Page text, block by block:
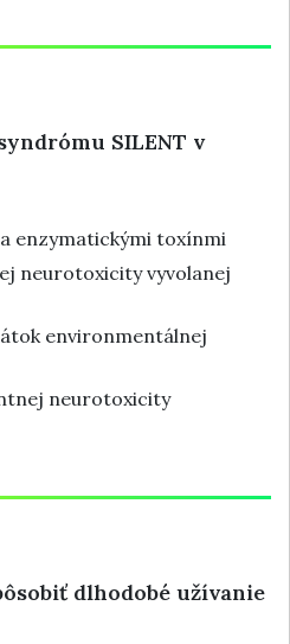
SILENT v
enzymatickými toxínmi
neurotoxicity vyvolanej
environmentálnej
neurotoxicity
dlhodobé užívanie